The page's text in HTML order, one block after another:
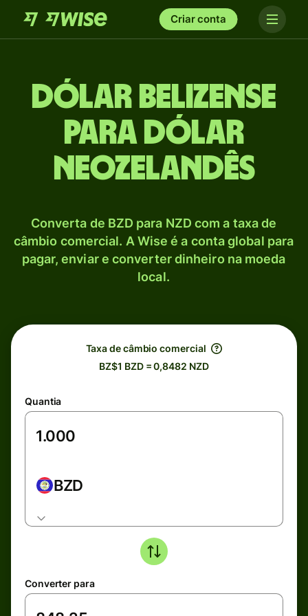
Criar conta
Dólar belizense
para Dólar
neozelandês
Converta de BZD para NZD com a taxa de
câmbio comercial. A Wise é a conta global para
pagar, enviar e converter dinheiro na moeda
local.
Taxa de câmbio comercial
BZ$1 BZD = 0,8482 NZD
Quantia
BZD
Converter para